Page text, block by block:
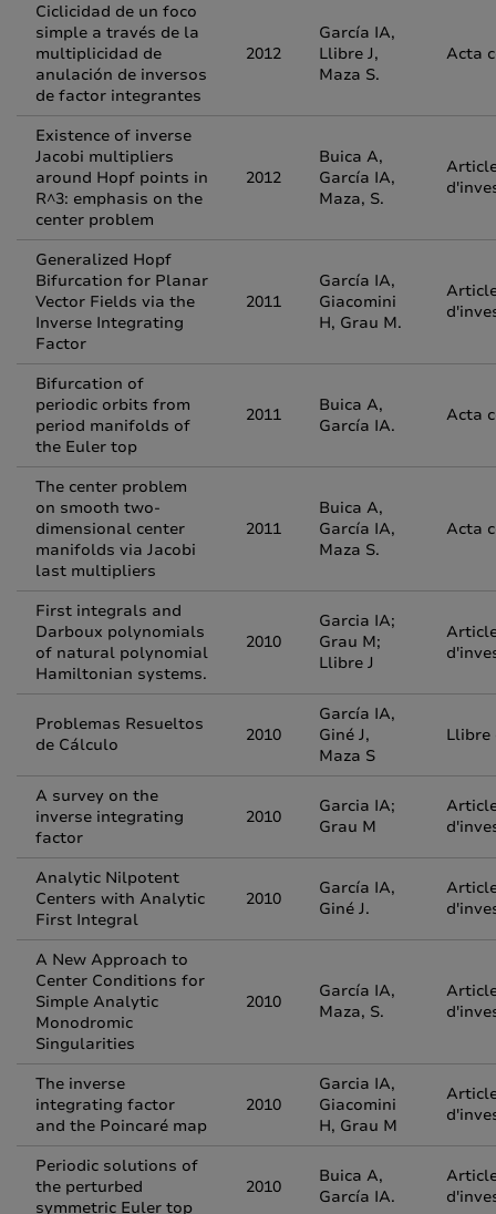
Ciclicidad de un foco
simple a través de la
multiplicidad de
anulación de inversos
de factor integrantes
2012
García IA,
Llibre J,
Maza S.
Acta
Existence of inverse
Jacobi multipliers
around Hopf points in
R^3: emphasis on the
center problem
2012
Buica A,
García IA,
Maza, S.
Generalized Hopf
Bifurcation for Planar
Vector Fields via the
Inverse Integrating
Factor
2011
García IA,
Giacomini
H, Grau M.
Bifurcation of
periodic orbits from
period manifolds of
the Euler top
2011
Buica A,
García IA.
Acta
The center problem
on smooth two-
dimensional center
manifolds via Jacobi
last multipliers
2011
Buica A,
García IA,
Maza S.
Acta
First integrals and
Darboux polynomials
of natural polynomial
Hamiltonian systems.
2010
Garcia IA;
Grau M;
Llibre J
Problemas Resueltos
de Cálculo
2010
García IA,
Giné J,
Maza S
Llibre
A survey on the
inverse integrating
factor
2010
Garcia IA;
Grau M
Analytic Nilpotent
Centers with Analytic
First Integral
2010
García IA,
Giné J.
A New Approach to
Center Conditions for
Simple Analytic
Monodromic
Singularities
2010
García IA,
Maza, S.
The inverse
integrating factor
and the Poincaré map
2010
Garcia IA,
Giacomini
H, Grau M
Periodic solutions of
the perturbed
symmetric Euler top
2010
Buica A,
García IA.